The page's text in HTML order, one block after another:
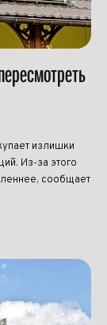
излишки
Из-за этого
сообщает